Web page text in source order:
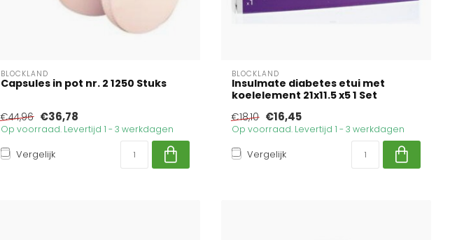
BLOCKLAND
Capsules in pot nr. 2 1250 Stuks
€44,96 €36,78
Op voorraad. Levertijd 1 - 3 werkdagen
Vergelijk
BLOCKLAND
Insulmate diabetes etui met
koelelement 21x11.5 x5 1 Set
€18,10 €16,45
Op voorraad. Levertijd 1 - 3 werkdagen
Vergelijk